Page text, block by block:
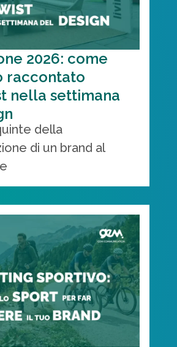
2026: come
raccontato
nella settimana
della
di un brand al